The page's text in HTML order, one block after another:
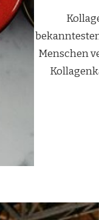
der
Viele
oder